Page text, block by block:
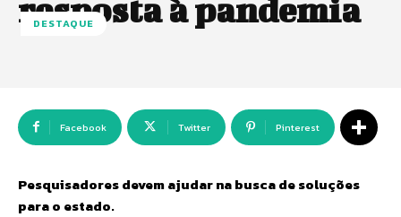
resposta à pandemia
DESTAQUE
Facebook Twitter Pinterest
Pesquisadores devem ajudar na busca de soluções
para o estado.